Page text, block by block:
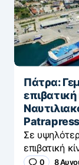
Πάτρα:
επιβατική
Patrapress
Σε
επιβατική
0 8